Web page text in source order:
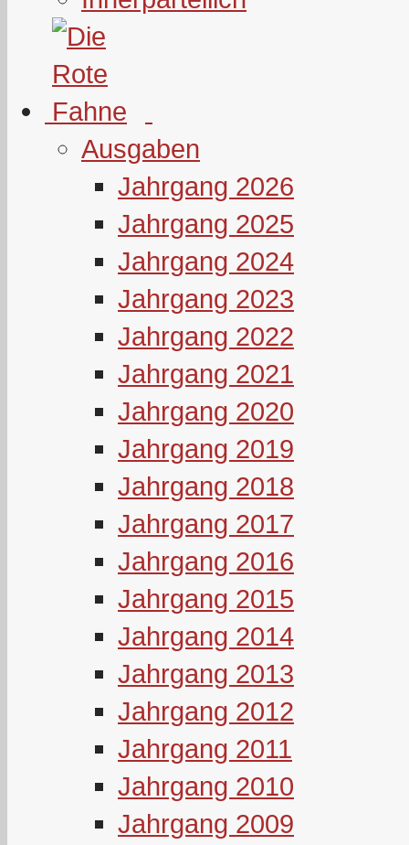
Ausgaben
Jahrgang 2026
Jahrgang 2025
Jahrgang 2024
Jahrgang 2023
Jahrgang 2022
Jahrgang 2021
Jahrgang 2020
Jahrgang 2019
Jahrgang 2018
Jahrgang 2017
Jahrgang 2016
Jahrgang 2015
Jahrgang 2014
Jahrgang 2013
Jahrgang 2012
Jahrgang 2011
Jahrgang 2010
Jahrgang 2009